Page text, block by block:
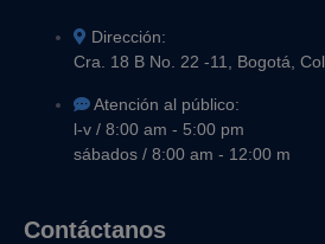
Dirección:
Cra. 18 B No. 22 -11, Bogotá, Col
Atención al público:
l-v / 8:00 am - 5:00 pm
sábados / 8:00 am - 12:00 m
Contáctanos